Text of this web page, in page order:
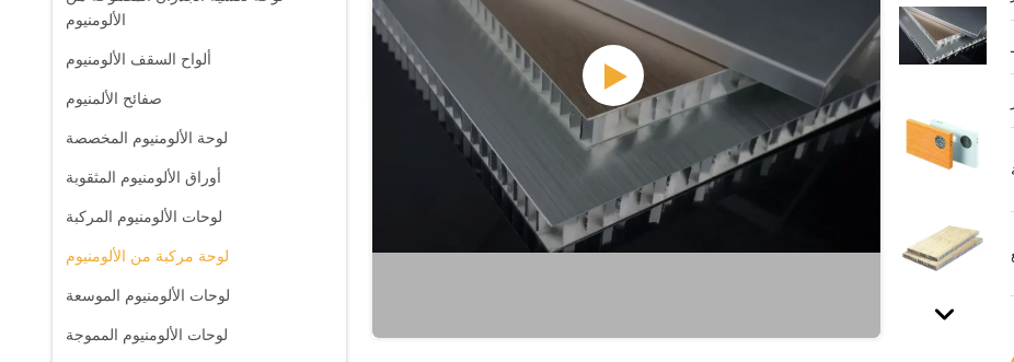
الألومنيوم
ألواح السقف الألومنيوم
صفائح الألمنيوم
لوحة الألومنيوم المخصصة
أوراق الألومنيوم المثقوبة
لوحات الألومنيوم المركبة
لوحة مركبة من الألومنيوم
لوحات الألومنيوم الموسعة
لوحات الألومنيوم المموجة